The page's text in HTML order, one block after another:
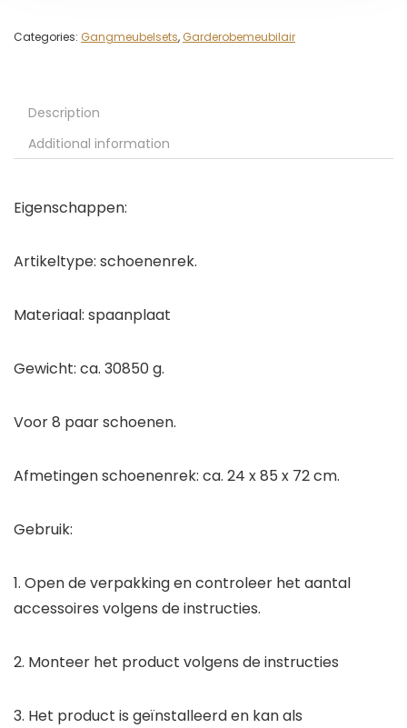
Categories: Gangmeubelsets, Garderobemeubilair
Description
Additional information
Eigenschappen:
Artikeltype: schoenenrek.
Materiaal: spaanplaat
Gewicht: ca. 30850 g.
Voor 8 paar schoenen.
Afmetingen schoenenrek: ca. 24 x 85 x 72 cm.
Gebruik:
1. Open de verpakking en controleer het aantal
accessoires volgens de instructies.
2. Monteer het product volgens de instructies
3. Het product is geïnstalleerd en kan als